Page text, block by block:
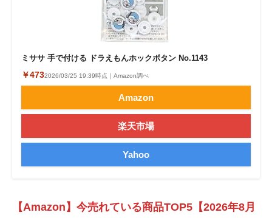
ミササ 手で付ける ドラえもんホックボタン No.1143
￥4732026/03/25 19:39時点｜Amazon調べ
Amazon
楽天市場
Yahoo
【Amazon】今売れている商品TOP5【2026年8月